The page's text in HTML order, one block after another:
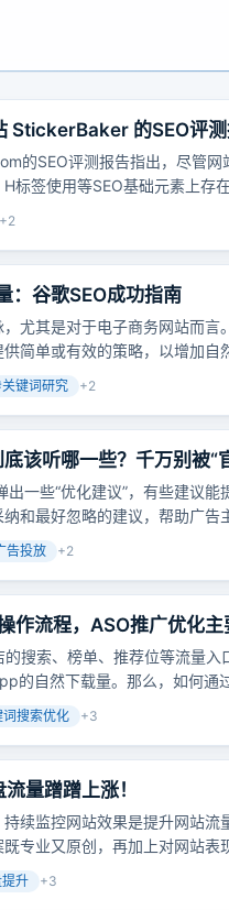
StickerBaker 的SEO评
的SEO评测报告指出，尽管
标签使用等SEO基础元素上存
+2
：谷歌SEO成功指南
尤其是对于电子商务网站而言
简单或有效的策略，以增加自
关键词研究 +2
该听哪一些？千万别被“
一些“优化建议”，有些建议
和最好忽略的建议，帮助广告
告投放 +2
作流程，ASO推广优化主
的搜索、榜单、推荐位等流量
的自然下载量。那么，如何通
？
词搜索优化 +3
量蹭蹭上涨！
续监控网站效果是提升网站流
专业又原创，再加上对网站表
升 +3